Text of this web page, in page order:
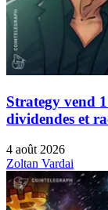
Strategy vend
dividendes et
4 août 2026
Zoltan Vardai